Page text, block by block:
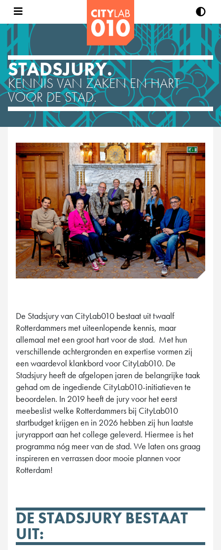
STADSJURY.
KENNIS VAN ZAKEN EN HART
VOOR DE STAD.
De Stadsjury van CityLab010 bestaat uit twaalf
Rotterdammers met uiteenlopende kennis, maar
allemaal met een groot hart voor de stad. Met hun
verschillende achtergronden en expertise vormen zij
een waardevol klankbord voor CityLab010. De
Stadsjury heeft de afgelopen jaren de belangrijke taak
gehad om de ingediende CityLab010-initiatieven te
beoordelen. In 2019 heeft de jury voor het eerst
meebeslist welke Rotterdammers bij CityLab010
startbudget krijgen en in 2026 hebben zij hun laatste
juryrapport aan het college geleverd. Hiermee is het
programma nóg meer van de stad. We laten ons graag
inspireren en verrassen door mooie plannen voor
Rotterdam!
DE STADSJURY BESTAAT
UIT: